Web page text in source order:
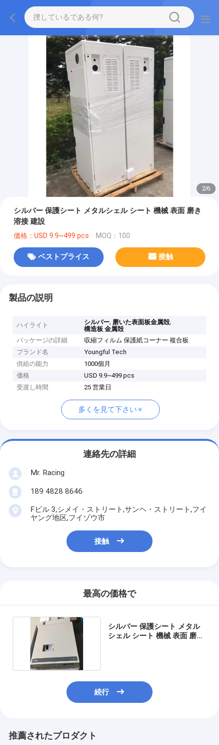
2/6
シルバー 保護シート メタルシェル シート 機械 表面 磨き
溶接 建設
価格：USD 9.9~499 pcs MOQ：100
ベストプライス 接触
製品の説明
ハイライト シルバー, 磨いた表面板金属殻,
構造板 金属殻
パッケージの詳細
収縮フィルム 保護紙コーナー 複合板
ブランド名
Youngful Tech
供給の能力
1000個月
価格
USD 9.9~499 pcs
受渡し時間
25 営業日
多くを見て下さい
連絡先の詳細
Mr. Racing
189 4828 8646
Fビル 3,シメイ・ストリート,サンヘ・ストリート,フイ
ヤング地区,フイゾウ市
接触
最高の価格で
シルバー 保護シート メタル
シェル シート 機械 表面 磨き
続行
推薦されたプロダクト